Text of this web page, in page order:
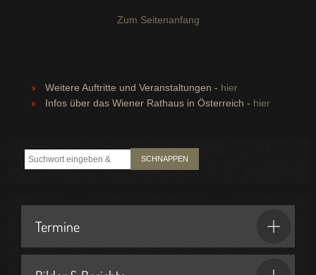
Zum Seitenanfang
Weitere Auftritte und Veranstaltungen - hier
Infos über das Wiener Rathaus in Österreich - hier
SCHNAPPEN
Termine